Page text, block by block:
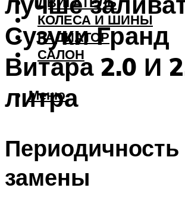
КОЛЕСА И ШИНЫ
РАДИАТОР
САЛОН
Меню
Сузуки Гранд
Витара 2.0 И
литра
Периодичность
замены